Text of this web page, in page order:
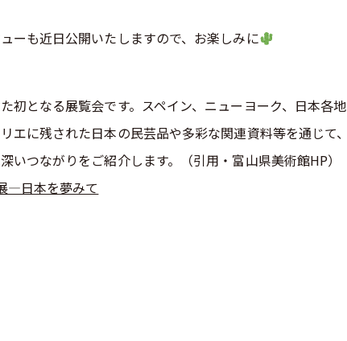
ーも近日公開いたしますので、お楽しみに
初となる展覧会です。スペイン、ニューヨーク、日本各地
エに残された日本の民芸品や多彩な関連資料等を通じて、
いつながりをご紹介します。（引用・富山県美術館HP）
―日本を夢みて